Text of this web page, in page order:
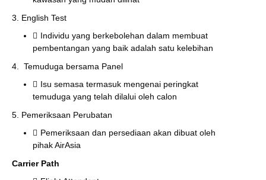
3. English Test
Individu yang berkebolehan dalam membuat
pembentangan yang baik adalah satu kelebihan
4. Temuduga bersama Panel
Isu semasa termasuk mengenai peringkat
temuduga yang telah dilalui oleh calon
5. Pemeriksaan Perubatan
Pemeriksaan dan persediaan akan dibuat oleh
pihak AirAsia
Carrier Path